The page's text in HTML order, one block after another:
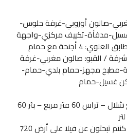
صالون أوروبي-غرفة جلوس-
مدفأة-تكييف مركزي-واجهة
زجاجية-تراس-مصعد / الطابق العلوي: 4 أجنحة مع حمام
/ القبو: صالون مغربي-غرفة
مطبخ مجهز-حمام بلدي-حمام-
غسيل-حمام
حديقة كبيرة – مسبح مع شلال – تراس 60 متر مربع – بئر 60
تناسب مشروعاً سكنياً إذا كنتم تبحثون عن فيلا على أرض 720